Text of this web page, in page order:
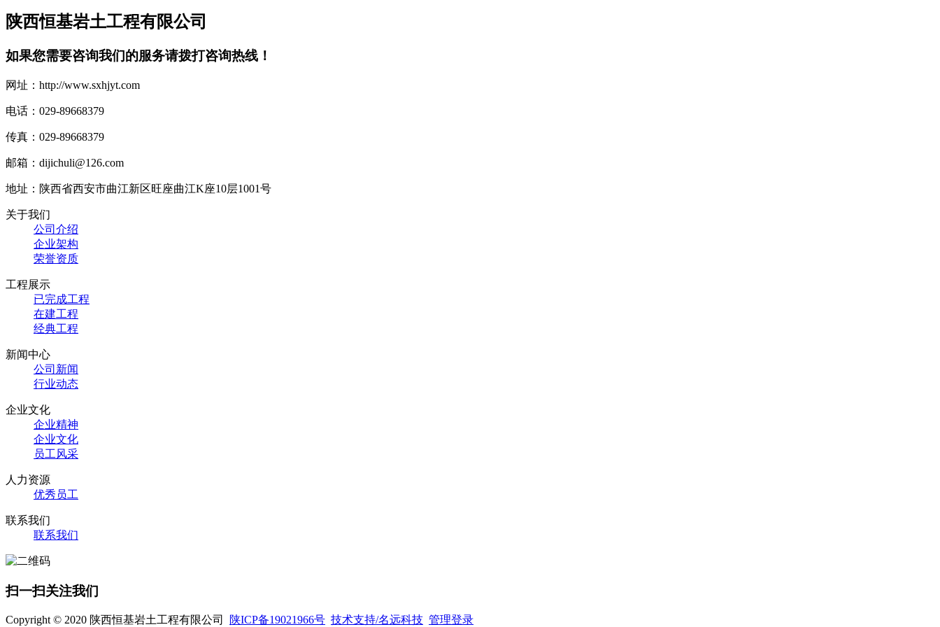
陕西恒基岩土工程有限公司
如果您需要咨询我们的服务请拨打咨询热线！
网址：http://www.sxhjyt.com
电话：029-89668379
传真：029-89668379
邮箱：dijichuli@126.com
地址：陕西省西安市曲江新区旺座曲江K座10层1001号
关于我们
公司介绍
企业架构
荣誉资质
工程展示
已完成工程
在建工程
经典工程
新闻中心
公司新闻
行业动态
企业文化
企业精神
企业文化
员工风采
人力资源
优秀员工
联系我们
联系我们
扫一扫关注我们
Copyright © 2020 陕西恒基岩土工程有限公司 陕ICP备19021966号 技术支持/名远科技 管理登录